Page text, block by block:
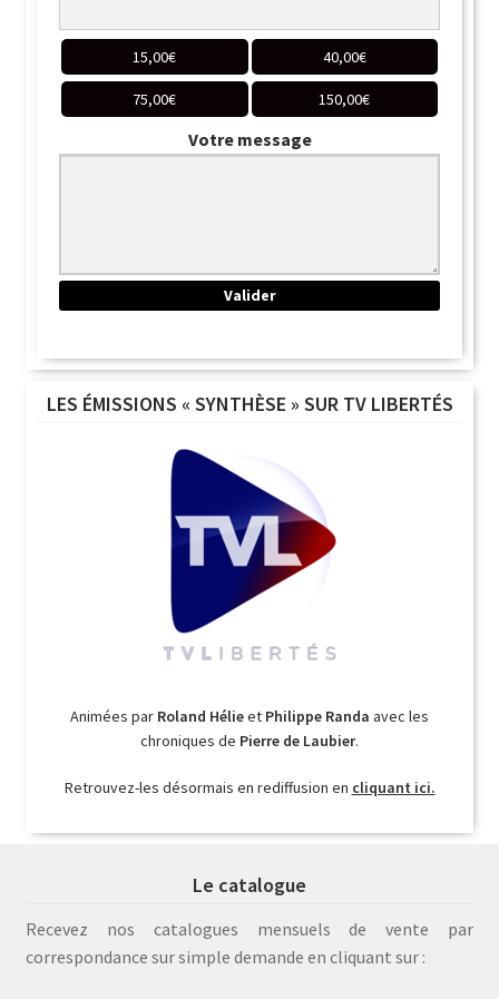
15,00€ 40,00€
75,00€ 150,00€
Votre message
LES ÉMISSIONS « SYNTHÈSE » SUR TV LIBERTÉS
Animées par Roland Hélieet Philippe Randa avec les
chroniques de Pierre de Laubier.
Retrouvez-les désormais en rediffusion en cliquant ici.
Le catalogue
Recevez nos catalogues mensuels de vente par
correspondance sur simple demande en cliquant sur :